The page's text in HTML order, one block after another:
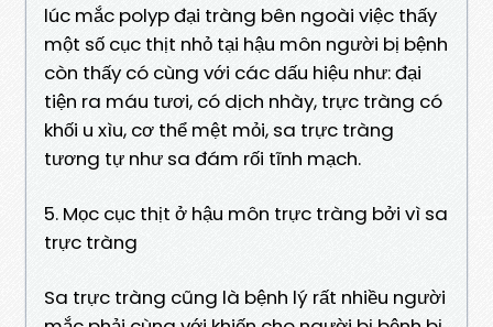
lúc mắc polyp đại tràng bên ngoài việc thấy
một số cục thịt nhỏ tại hậu môn người bị bệnh
còn thấy có cùng với các dấu hiệu như: đại
tiện ra máu tươi, có dịch nhày, trực tràng có
khối u xìu, cơ thể mệt mỏi, sa trực tràng
tương tự như sa đám rối tĩnh mạch.
5. Mọc cục thịt ở hậu môn trực tràng bởi vì sa
trực tràng
Sa trực tràng cũng là bệnh lý rất nhiều người